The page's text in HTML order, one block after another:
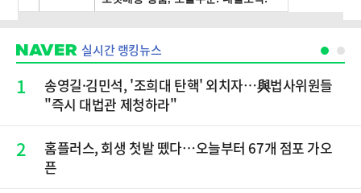
실시간 랭킹뉴스
1
송영길·김민석, '조희대 탄핵' 외치자…與법사위원들
"즉시 대법관 제청하라"
2
홈플러스, 회생 첫발 뗐다…오늘부터 67개 점포 가오
픈